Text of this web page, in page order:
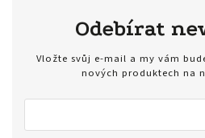
Odebírat
Vložte svůj e-mail a my vám
nových produktech na